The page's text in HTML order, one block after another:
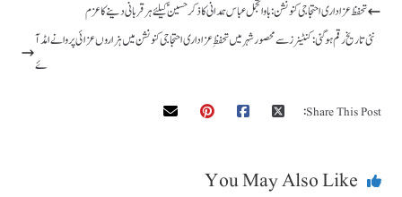
تحفظ عزاداری احتجاجی کنونشن : باوا تجمل عباس ہمدانی کا ذکر حسینؑ کیلئے ہر قربانی دینے کا عزم
نئی تاریخ رقم ہوگئی : کنٹینرز سے محصور شہر میں تحفظِ عزاداری احتجاجی کنونشن میں ہزاروں عزائی پروانے امڈ آ
ئے
Share This Post:
You May Also Like